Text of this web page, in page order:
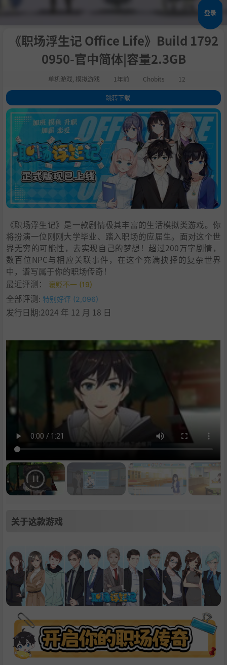
登录
《职场浮生记 Office Life》Build 1792
0950-官中简体|容量2.3GB
单机游戏 模拟游戏 1年前 Chobits 12
跳转下载
1.关于这款游戏
2.成年人的世界没有“简单”二字，毕业后数年的职场生活，有可能成为决
定你一生命运的关键。你是否能在这有限的时间里实现自我，走上人生的巅
峰呢？
3. AI 生成内容披露
系统需求
支持作者
6.学习
《职场浮生记》是一款剧情极其丰富的生活模拟类游戏。你
将扮演一位刚刚大学毕业、踏入职场的应届生。面对这个世
界无穷的可能性，去实现自己的梦想！超过200万字剧情，
数百位NPC与相应关联事件，在这个充满抉择的复杂世界
中，谱写属于你的职场传奇！
最近评测：
褒贬不一 (19)
全部评测: 特别好评 (2,096)
发行日期:2024 年 12 月 18 日
关于这款游戏